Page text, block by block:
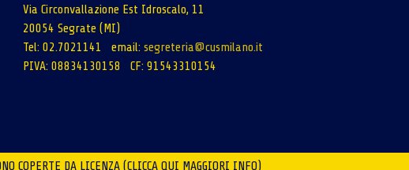
Via Circonvallazione Est Idroscalo, 11
20054 Segrate (MI)
Tel: 02.7021141 email: segreteria@cusmilano.it
PIVA: 08834130158 CF: 91543310154
COPERTE DA LICENZA (CLICCA QUI MAGGIORI INFO)